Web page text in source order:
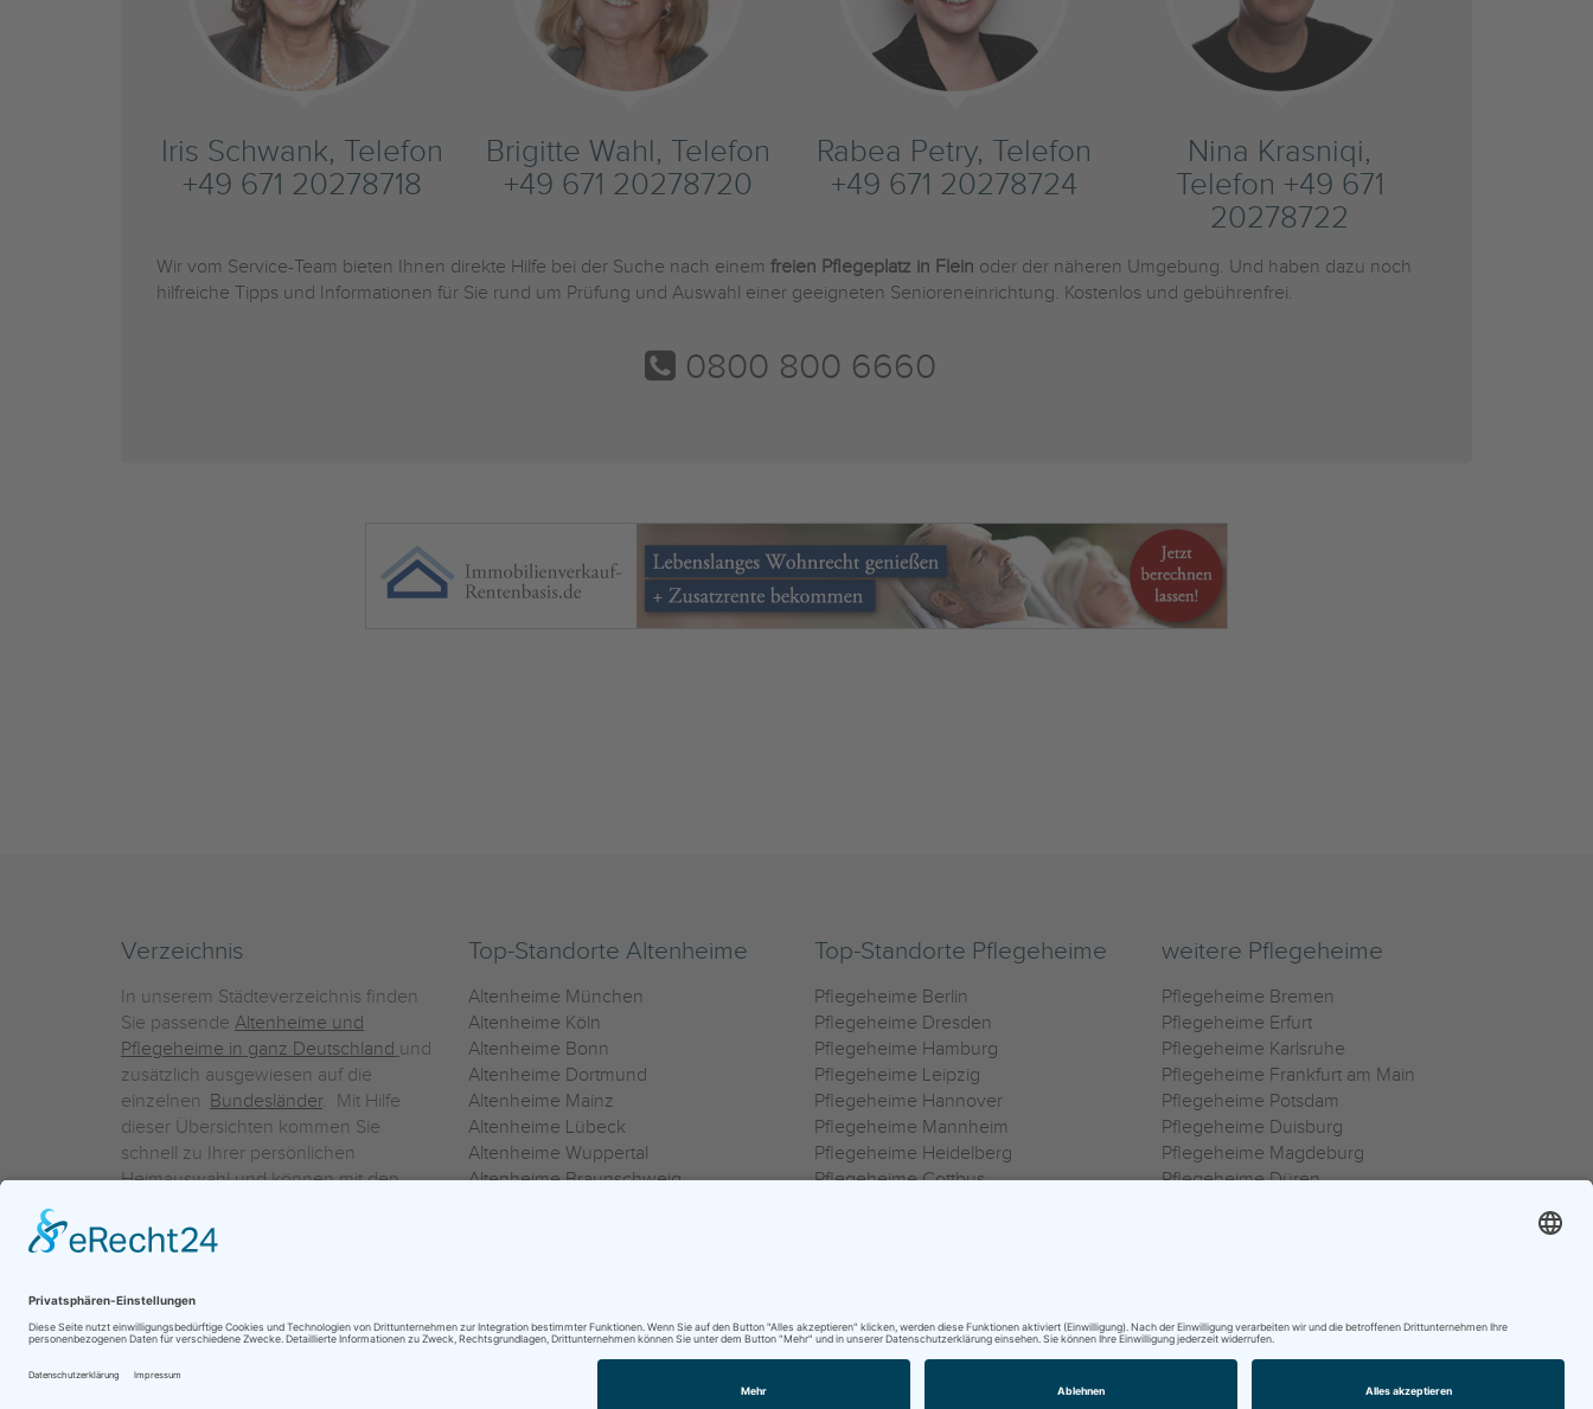
Iris Schwank, Telefon
+49 671 20278718
Brigitte Wahl, Telefon
+49 671 20278720
Rabea Petry, Telefon
+49 671 20278724
Nina Krasniqi,
Telefon +49 671
20278722
Wir vom Service-Team bieten Ihnen direkte Hilfe bei der Suche nach einem freien Pflegeplatz in Flein oder der näheren Umgebung. Und haben dazu noch
hilfreiche Tipps und Informationen für Sie rund um Prüfung und Auswahl einer geeigneten Senioreneinrichtung. Kostenlos und gebührenfrei.
0800 800 6660
Verzeichnis
In unserem Städteverzeichnis finden
Sie passende Altenheime und
Pflegeheime in ganz Deutschland und
zusätzlich ausgewiesen auf die
einzelnen Bundesländer. Mit Hilfe
dieser Übersichten kommen Sie
schnell zu Ihrer persönlichen
Heimauswahl und können mit den
einzelnen Häuser Leistungsvergleiche
vornehmen.
Top-Standorte Altenheime
Altenheime München
Altenheime Köln
Altenheime Bonn
Altenheime Dortmund
Altenheime Mainz
Altenheime Lübeck
Altenheime Wuppertal
Altenheime Braunschweig
Top-Standorte Pflegeheime
Pflegeheime Berlin
Pflegeheime Dresden
Pflegeheime Hamburg
Pflegeheime Leipzig
Pflegeheime Hannover
Pflegeheime Mannheim
Pflegeheime Heidelberg
Pflegeheime Cottbus
weitere Pflegeheime
Pflegeheime Bremen
Pflegeheime Erfurt
Pflegeheime Karlsruhe
Pflegeheime Frankfurt am Main
Pflegeheime Potsdam
Pflegeheime Duisburg
Pflegeheime Magdeburg
Pflegeheime Düren
0800 800 666 0